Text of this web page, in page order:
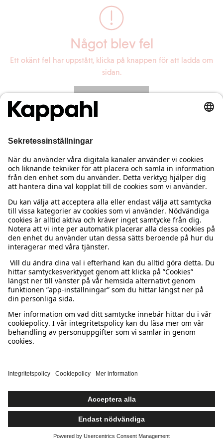
Något blev fel
Ett okänt fel har uppstått, klicka på knappen för att ladda om
sidan.